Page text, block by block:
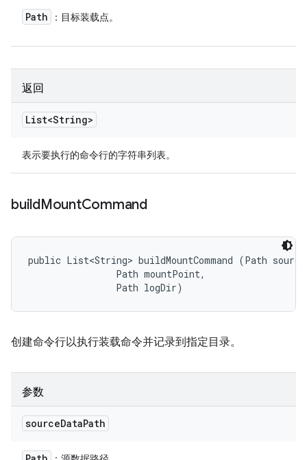
Path ：目标装载点。
返回
List<String>
表示要执行的命令行的字符串列表。
buildMountCommand
public List<String> buildMountCommand (Path
                Path mountPoint,
                Path logDir)
创建命令行以执行装载命令并记录到指定目录。
参数
sourceDataPath